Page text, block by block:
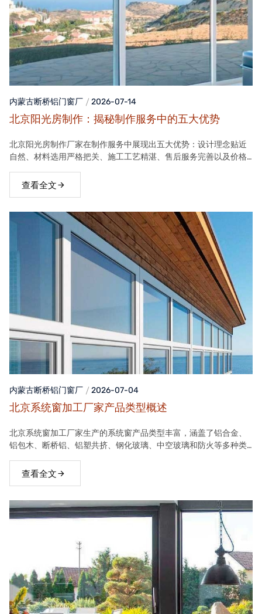
内蒙古断桥铝门窗厂 2026-07-14
北京阳光房制作：揭秘制作服务中的五大优势
北京阳光房制作厂家在制作服务中展现出五大优势：设计理念贴近
自然、材料选用严格把关、施工工艺精湛、售后服务完善以及价格
查看全文
内蒙古断桥铝门窗厂 2026-07-04
北京系统窗加工厂家产品类型概述
北京系统窗加工厂家生产的系统窗产品类型丰富，涵盖了铝合金、
铝包木、断桥铝、铝塑共挤、钢化玻璃、中空玻璃和防火等多种类
满足不同客户的需求。
查看全文